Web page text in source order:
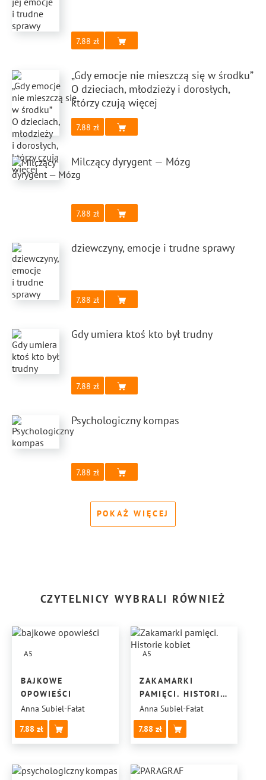
7.88
„Gdy emocje nie mieszczą się w środku”
O dzieciach, młodzieży i dorosłych,
którzy czują więcej
7.88
Milczący dyrygent — Mózg
7.88
dziewczyny, emocje i trudne sprawy
7.88
Gdy umiera ktoś kto był trudny
7.88
Psychologiczny kompas
7.88
POKAŻ WIĘCEJ
CZYTELNICY WYBRALI RÓWNIEŻ
A5
BAJKOWE
OPOWIEŚCI
Anna Subiel-Fałat
7.88
A5
ZAKAMARKI
PAMIĘCI. HISTORIE
KOBIET
Anna Subiel-Fałat
7.88